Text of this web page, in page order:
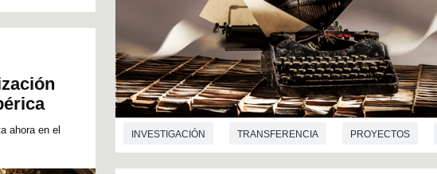
ahora en el
INVESTIGACIÓN TRANSFERENCIA PROYECTOS
ARQUEOLOGÍA HISTORIA DEL ARTE PREHISTORIA